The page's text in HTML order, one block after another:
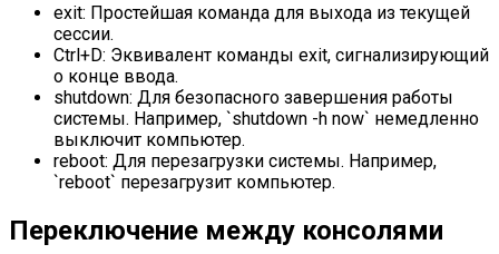
exit: Простейшая команда для выхода из текущей
сессии.
Ctrl+D: Эквивалент команды exit, сигнализирующий
о конце ввода.
shutdown: Для безопасного завершения работы
системы. Например, `shutdown -h now` немедленно
выключит компьютер.
reboot: Для перезагрузки системы. Например,
`reboot` перезагрузит компьютер.
Переключение между консолями